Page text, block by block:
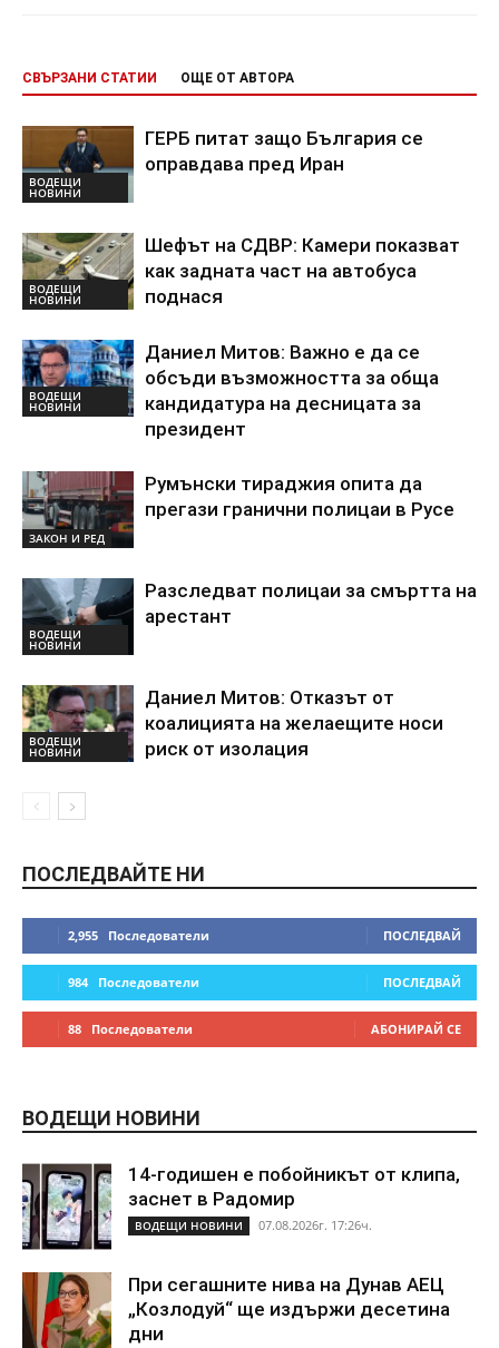
СВЪРЗАНИ СТАТИИ ОЩЕ ОТ АВТОРА
ВОДЕЩИ
НОВИНИ
ГЕРБ питат защо България се
оправдава пред Иран
ВОДЕЩИ
НОВИНИ
Шефът на СДВР: Камери показват
как задната част на автобуса
поднася
ВОДЕЩИ
НОВИНИ
Даниел Митов: Важно е да се
обсъди възможността за обща
кандидатура на десницата за
президент
ЗАКОН И РЕД
Румънски тираджия опита да
прегази гранични полицаи в Русе
ВОДЕЩИ
НОВИНИ
Разследват полицаи за смъртта на
арестант
ВОДЕЩИ
НОВИНИ
Даниел Митов: Отказът от
коалицията на желаещите носи
риск от изолация
ПОСЛЕДВАЙТЕ НИ
2,955 Последователи ПОСЛЕДВАЙ
984 Последователи ПОСЛЕДВАЙ
88 Последователи АБОНИРАЙ СЕ
ВОДЕЩИ НОВИНИ
14-годишен е побойникът от клипа,
заснет в Радомир
ВОДЕЩИ НОВИНИ 07.08.2026г. 17:26ч.
При сегашните нива на Дунав АЕЦ
„Козлодуй“ ще издържи десетина
дни